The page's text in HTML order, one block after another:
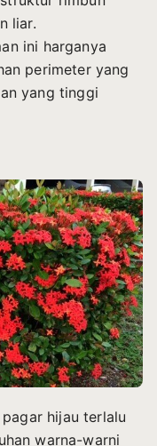
liar.
ini harganya
perimeter yang
yang tinggi
hijau terlalu
warna-warni